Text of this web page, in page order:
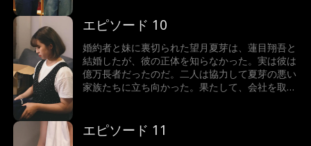
エピソード 10
婚約者と妹に裏切られた望月夏芽は、蓮目翔吾と
結婚したが、彼の正体を知らなかった。実は彼は
億万長者だったのだ。二人は協力して夏芽の悪い
家族たちに立ち向かった。果たして、会社を取り
エピソード 11